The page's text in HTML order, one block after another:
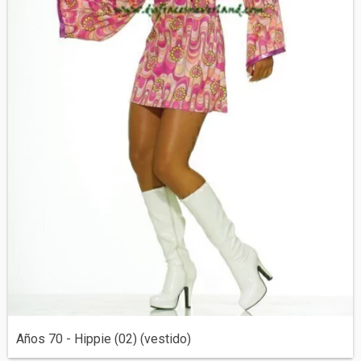
Años 70 - Hippie (02) (vestido)